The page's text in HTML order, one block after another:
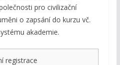
pro civilizační
o zapsání do kurzu vč.
akademie.
registrace